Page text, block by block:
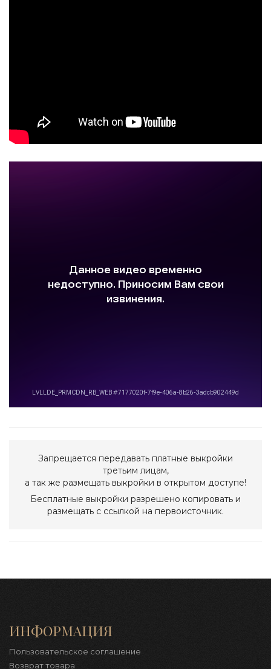
Запрещается передавать платные выкройки
третьим лицам,
а так же размещать выкройки в открытом доступе!
Бесплатные выкройки разрешено копировать и
размещать с ссылкой на первоисточник.
ИНФОРМАЦИЯ
Пользовательское соглашение
Возврат товара